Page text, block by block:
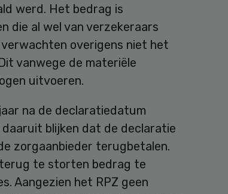
werd. Het bedrag is
die al wel van verzekeraars
overigens niet het
vanwege de materiële
uitvoeren.
na de declaratiedatum
blijken dat de declaratie
zorgaanbieder terugbetalen.
te storten bedrag te
Aangezien het RPZ geen